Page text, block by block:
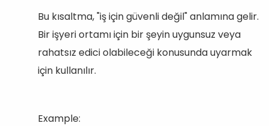
Bu kısaltma, "iş için güvenli değil" anlamına gelir.
Bir işyeri ortamı için bir şeyin uygunsuz veya
rahatsız edici olabileceği konusunda uyarmak
için kullanılır.
Example: